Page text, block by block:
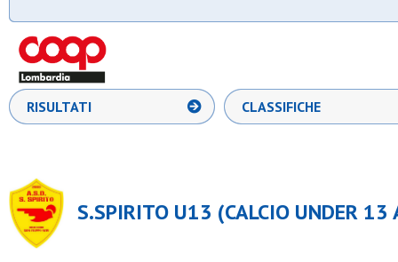
RISULTATI CLASSIFICHE
S.SPIRITO U13 (CALCIO UNDER 13